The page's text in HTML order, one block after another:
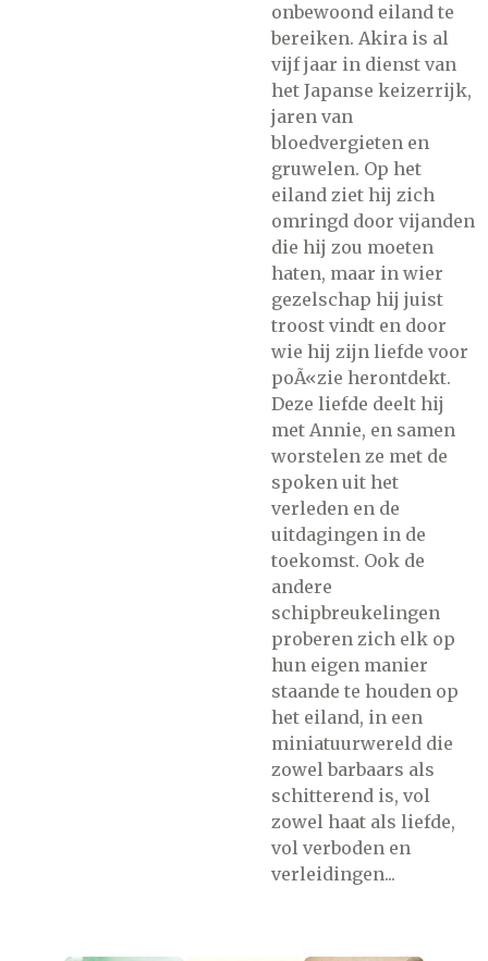
onbewoond eiland te
bereiken. Akira is al
vijf jaar in dienst van
het Japanse keizerrijk,
jaren van
bloedvergieten en
gruwelen. Op het
eiland ziet hij zich
omringd door vijanden
die hij zou moeten
haten, maar in wier
gezelschap hij juist
troost vindt en door
wie hij zijn liefde voor
poÃ«zie herontdekt.
Deze liefde deelt hij
met Annie, en samen
worstelen ze met de
spoken uit het
verleden en de
uitdagingen in de
toekomst. Ook de
andere
schipbreukelingen
proberen zich elk op
hun eigen manier
staande te houden op
het eiland, in een
miniatuurwereld die
zowel barbaars als
schitterend is, vol
zowel haat als liefde,
vol verboden en
verleidingen...